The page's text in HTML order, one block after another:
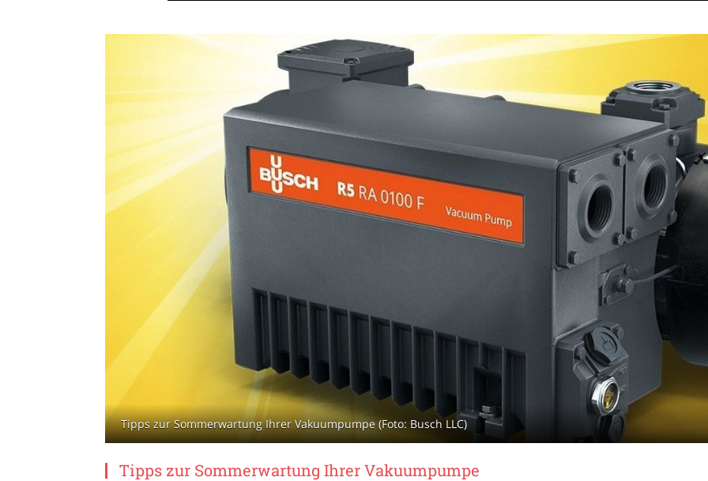
Tipps zur Sommerwartung Ihrer Vakuumpumpe (Foto: Busch LLC)
Tipps zur Sommerwartung Ihrer Vakuumpumpe